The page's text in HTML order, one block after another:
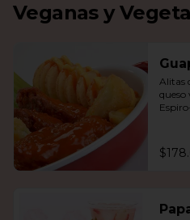
Veganas y
Alitas
queso